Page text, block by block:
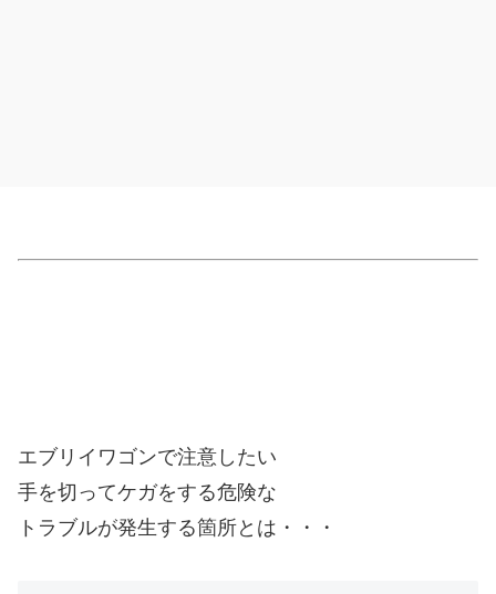
エブリイワゴンで注意したい
手を切ってケガをする危険な
トラブルが発生する箇所とは・・・